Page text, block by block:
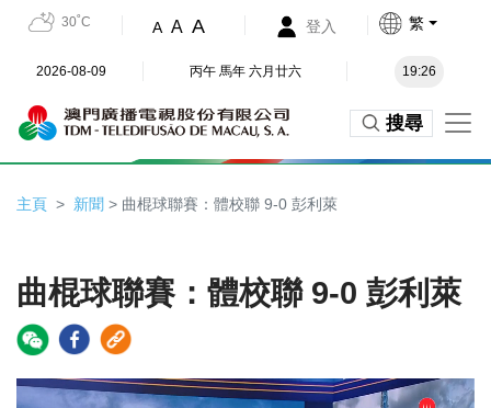
30˚C A A A 登入 繁
2026-08-09 丙午 馬年 六月廿六 19:26
搜尋
主頁 新聞 > 曲棍球聯賽：體校聯 9-0 彭利萊
曲棍球聯賽：體校聯 9-0 彭利萊
Video